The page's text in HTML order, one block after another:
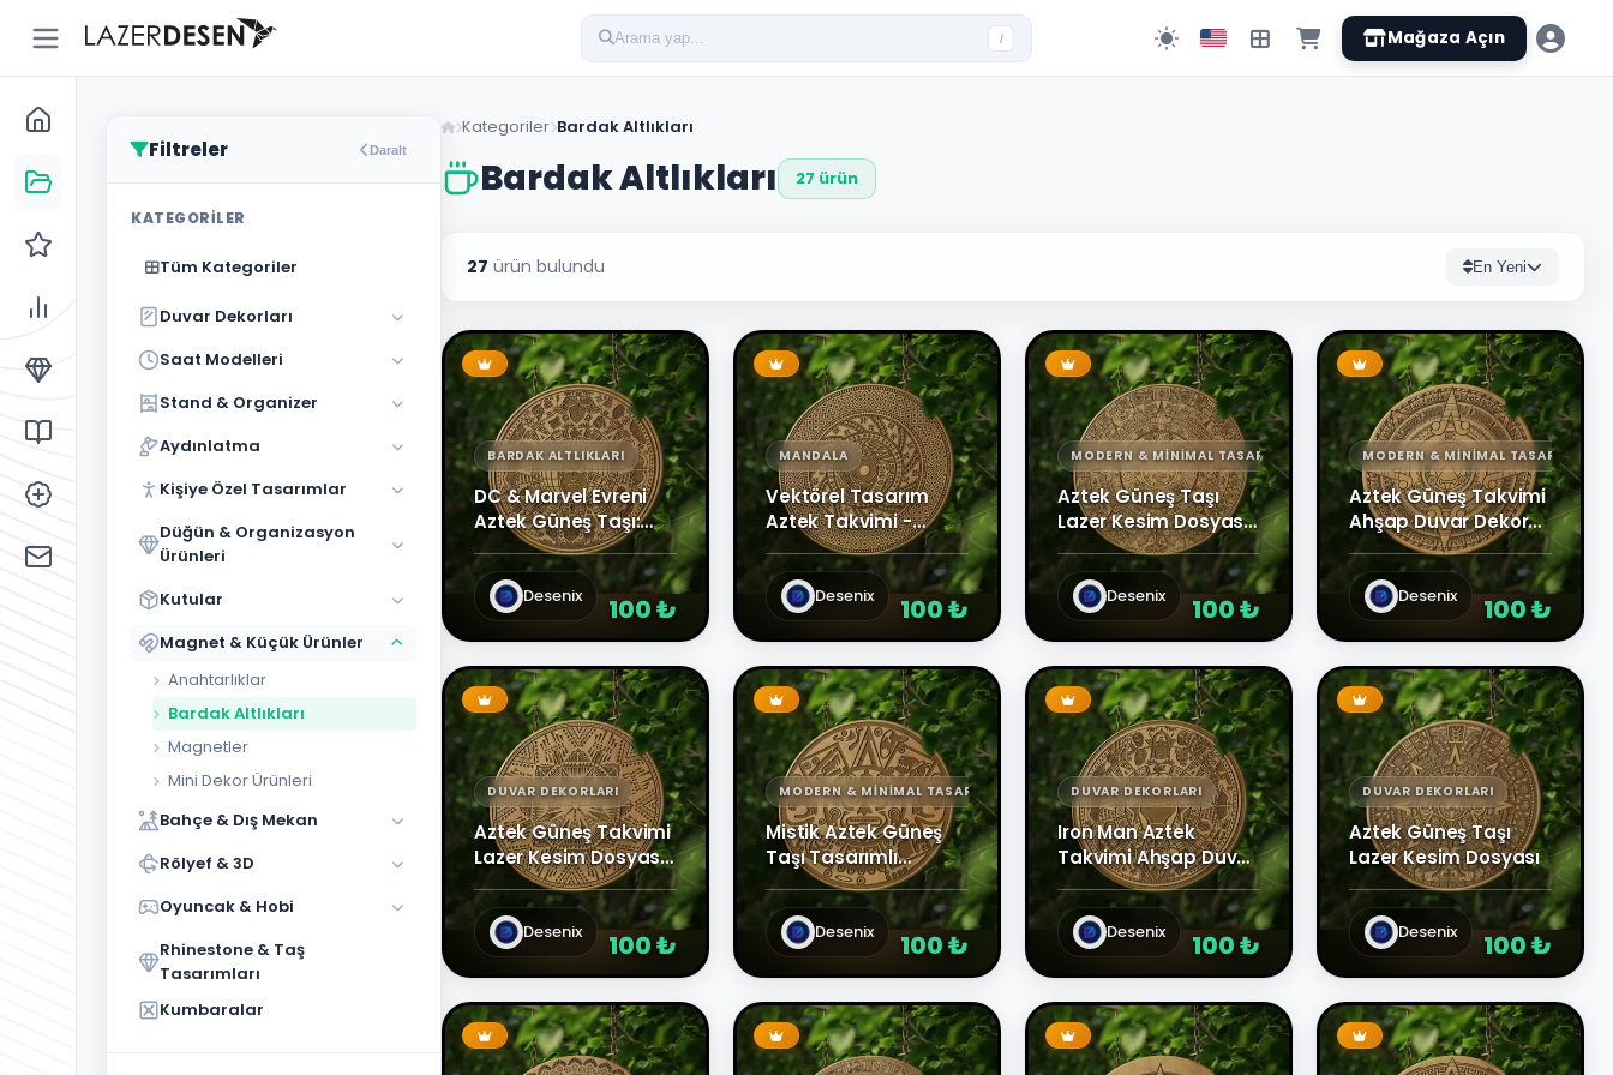
Arama yap... / Mağaza Açın
Kategoriler
13
Duvar
43
Saat
Modelleri
Stand &
Organizer
5
Aydınlatma
Tasarımlar
Düğün &
Organizasyon
Ürünleri
Kutular
Magnet
Küçük
Bahçe
& Dış
& 3D
Oyuncak
& Hobi
Rhinestone
& Taş
Tasarımları
Filtreler Daralt
KATEGORILER
Tüm Kategoriler
Duvar Dekorları
Saat Modelleri
Stand & Organizer
Aydınlatma
Kişiye Özel Tasarımlar
Düğün & Organizasyon
Ürünleri
Kutular
Magnet & Küçük Ürünler
Anahtarlıklar
Bardak Altlıkları
Magnetler
Mini Dekor Ürünleri
Bahçe & Dış Mekan
Rölyef & 3D
Oyuncak & Hobi
Rhinestone & Taş
Tasarımları
Kumbaralar
Kategoriler Bardak Altlıkları
Bardak Altlıkları 27 ürün
27 ürün bulundu En Yeni
BARDAK ALTLIKLARI
DC & Marvel Evreni
Aztek Güneş Taşı:
Çok Amaçlı Lazer
Kesim
Desenix 100 ₺
MANDALA
Vektörel Tasarım
Aztek Takvimi -
Hassas Lazer Kazıma
Desenix 100 ₺
MODERN & MINIMAL TASARIMLAR
Aztek Güneş Taşı
Lazer Kesim Dosyası
- Yüksek Detaylı
Vektörel Tasarım
Desenix 100 ₺
MODERN & MINIMAL TASARIMLAR
Aztek Güneş Takvimi
Ahşap Duvar Dekoru
- Lazer Kazıma Mistik
Sanat
Desenix 100 ₺
DUVAR DEKORLARI
Aztek Güneş Takvimi
Lazer Kesim Dosyası |
Geometrik Duvar
Dekoru
Desenix 100 ₺
MODERN & MINIMAL TASARIMLAR
Mistik Aztek Güneş
Taşı Tasarımlı
Yuvarlak Duvar
Panosu
Desenix 100 ₺
DUVAR DEKORLARI
Iron Man Aztek
Takvimi Ahşap Duvar
Dekoru
Desenix 100 ₺
DUVAR DEKORLARI
Aztek Güneş Taşı
Lazer Kesim Dosyası
Desenix 100 ₺